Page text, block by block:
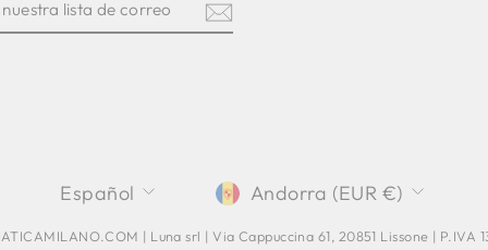
IDIOMA
Español MONEDA
Andorra (EUR €)
| Luna srl | Via Cappuccina 61, 20851 Lissone | P.IVA